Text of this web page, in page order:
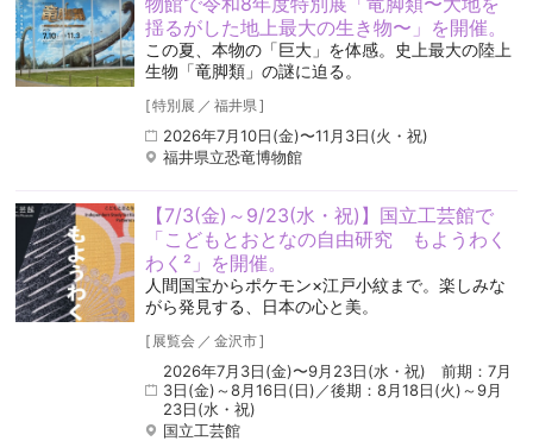
揺るがした地上最大の生き物〜」を開催。
この夏、本物の「巨大」を体感。史上最大の陸上
生物「竜脚類」の謎に迫る。
[特別展 ／ 福井県 ]
2026年7月10日(金)〜11月3日(火・祝)
福井県立恐竜博物館
【7/3(金)～9/23(水・祝)】国立工芸館で
「こどもとおとなの自由研究 もようわく
わく²」を開催。
人間国宝からポケモン×江戸小紋まで。楽しみな
がら発見する、日本の心と美。
[ 展覧会 ／ 金沢市]
2026年7月3日(金)〜9月23日(水・祝) 前期：7月
3日(金)～8月16日(日)／後期：8月18日(火)～9月
23日(水・祝)
国立工芸館